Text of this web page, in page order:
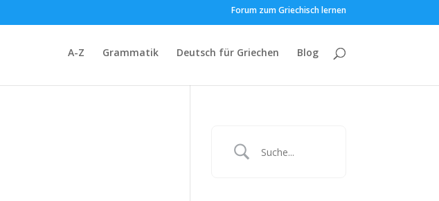
Forum zum Griechisch lernen
A-Z Grammatik Deutsch für Griechen Blog